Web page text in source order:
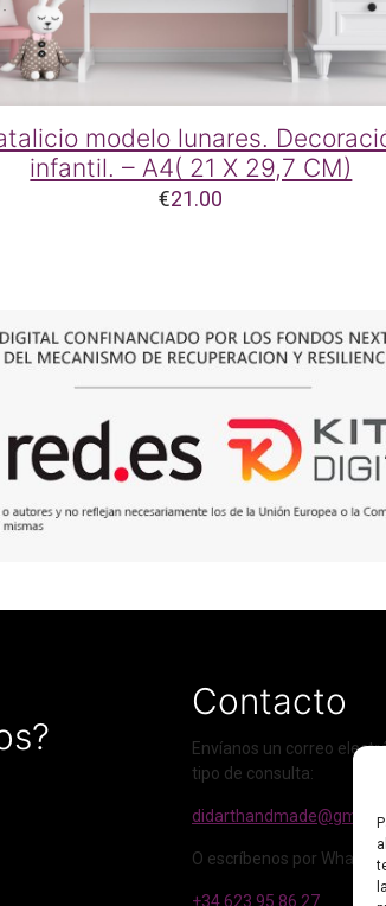
modelo lunares.
infantil. – A4( 21 X 29,7 CM)
€21.00
Contacto
Envíanos un correo
tipo de consulta:
O escríbenos por
+34 623 95 86 27